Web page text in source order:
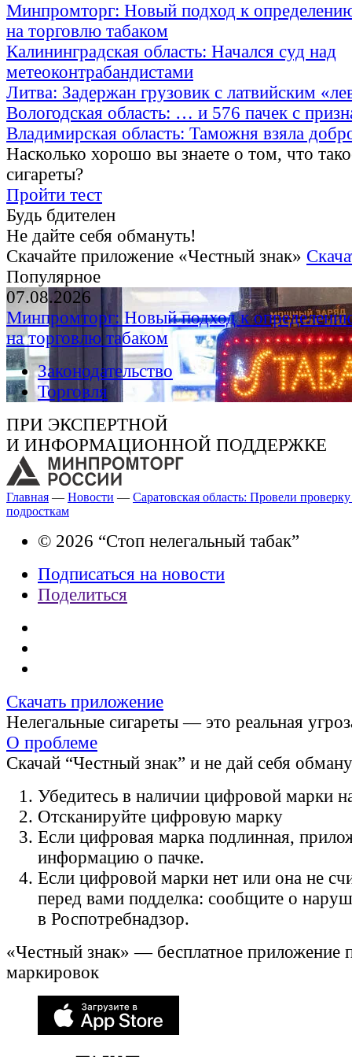
Минпромторг: Новый подход к
на торговлю табаком
Калининградская область: Начался суд над
метеоконтрабандистами
Литва: Задержан грузовик с латвийским
Вологодская область: … и 576 пачек с
Владимирская область: Таможня взяла
Насколько хорошо вы знаете о том, что
сигареты?
Пройти тест
Будь бдителен
Не дайте себя обмануть!
Скачайте приложение «Честный знак»
Популярное
07.08.2026
Минпромторг: Новый подход к
на торговлю табаком
Законодательство
Торговля
ПРИ ЭКСПЕРТНОЙ
И ИНФОРМАЦИОННОЙ ПОДДЕРЖКЕ
Главная — Новости — Саратовская область: Провели
подросткам
© 2026 “Стоп нелегальный табак”
Подписаться на новости
Поделиться
Скачать приложение
Нелегальные сигареты — это реальная
О проблеме
Скачай “Честный знак” и не дай себя
Убедитесь в наличии цифровой марки
Отсканируйте цифровую марку
Если цифровая марка подлинная,
информацию о пачке.
Если цифровой марки нет или она не
перед вами подделка: сообщите о
в Роспотребнадзор.
«Честный знак» — бесплатное приложение
маркировок